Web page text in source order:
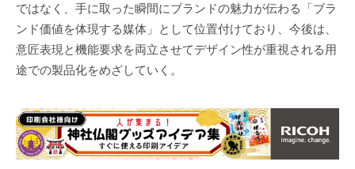
ではなく、手に取った瞬間にブランドの魅力が伝わる「ブラ
ンド価値を体現する媒体」として位置付けており、今後は、
意匠表現と機能要求を両立させてデザイン性が重視される用
途での製品化をめざしていく。